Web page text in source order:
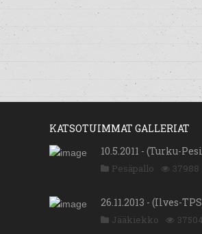
KATSOTUIMMAT GALLERIAT
10.5.2011 - (Turku-
Pesäpallo 37988
26.11.2013 - (Ilves-
Jääkiekko 37504